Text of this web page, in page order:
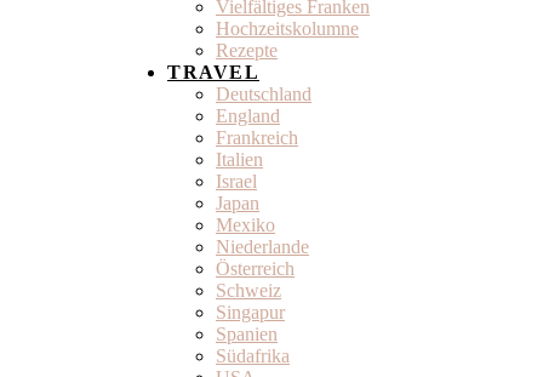
Vielfältiges Franken
Hochzeitskolumne
Rezepte
TRAVEL
Deutschland
England
Frankreich
Italien
Israel
Japan
Mexiko
Niederlande
Österreich
Schweiz
Singapur
Spanien
Südafrika